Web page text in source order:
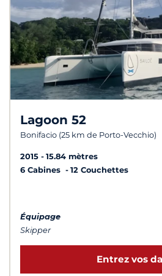
Lagoon 52
Bonifacio (25 km de Porto-Vecchio)
2015
15.84 mètres
6 Cabines
12 Couchettes
Équipage
Skipper
Entrez vos